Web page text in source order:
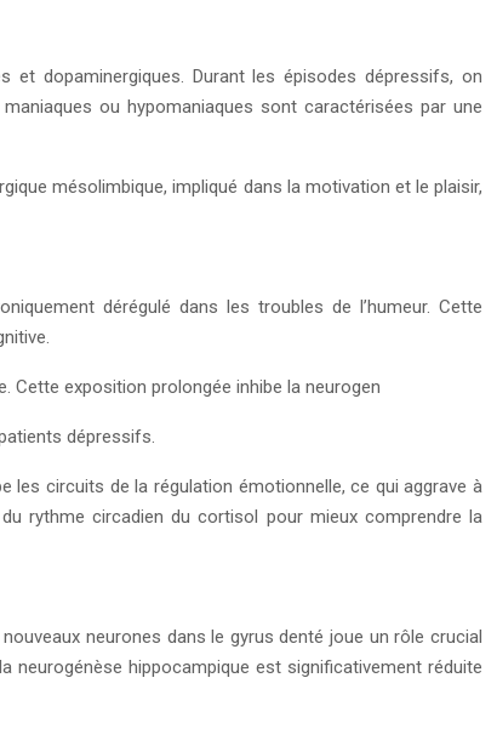
et dopaminergiques. Durant les épisodes dépressifs, on
ou hypomaniaques sont caractérisées par une
mésolimbique, impliqué dans la motivation et le plaisir,
dérégulé dans les troubles de l’humeur. Cette
Cette exposition prolongée inhibe la neurogen
dépressifs.
les circuits de la régulation émotionnelle, ce qui aggrave à
rythme circadien du cortisol pour mieux comprendre la
neurones dans le gyrus denté joue un rôle crucial
neurogénèse hippocampique est significativement réduite